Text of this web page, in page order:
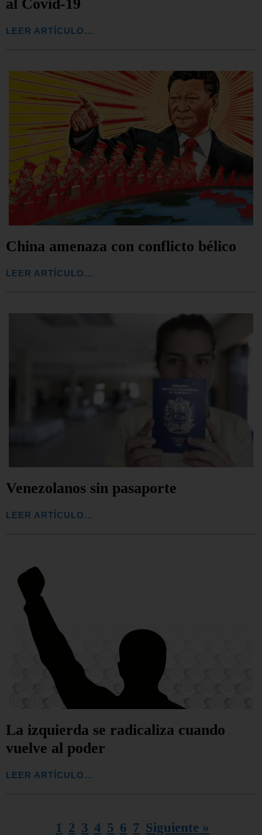
al Covid-19
LEER ARTÍCULO...
China amenaza con conflicto bélico
LEER ARTÍCULO...
Venezolanos sin pasaporte
LEER ARTÍCULO...
La izquierda se radicaliza cuando
vuelve al poder
LEER ARTÍCULO...
1 2 3 4 5 6 7 Siguiente »